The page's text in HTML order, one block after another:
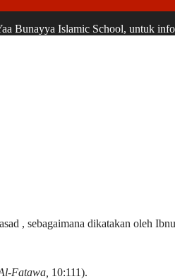
Bunayya Islamic School, untuk
, sebagaimana dikatakan oleh
Fatawa, 10:111).